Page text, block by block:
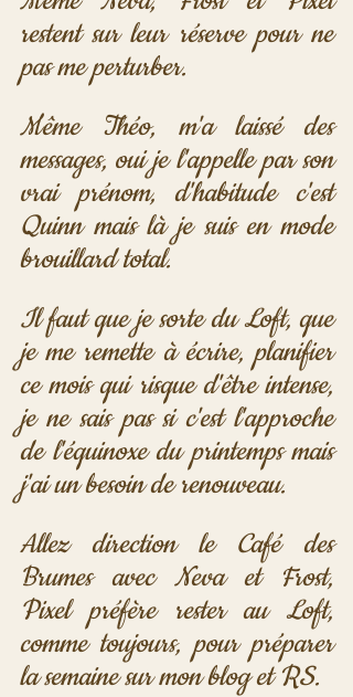
restent sur leur réserve pour ne
pas me perturber.
Même Théo, m'a laissé des
messages, oui je l'appelle par son
vrai prénom, d'habitude c'est
Quinn mais là je suis en mode
brouillard total.
Il faut que je sorte du Loft, que
je me remette à écrire, planifier
ce mois qui risque d'être intense,
je ne sais pas si c'est l'approche
de l'équinoxe du printemps mais
j'ai un besoin de renouveau.
Allez direction le Café des
Brumes avec Neva et Frost,
Pixel préfère rester au Loft,
comme toujours, pour préparer
la semaine sur mon blog et RS.